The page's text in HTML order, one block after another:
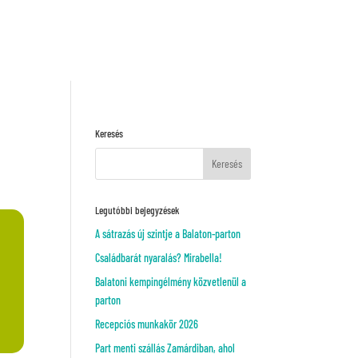
Keresés
Legutóbbi bejegyzések
A sátrazás új szintje a Balaton-parton
Családbarát nyaralás? Mirabella!
Balatoni kempingélmény közvetlenül a
parton
Recepciós munkakör 2026
Part menti szállás Zamárdiban, ahol